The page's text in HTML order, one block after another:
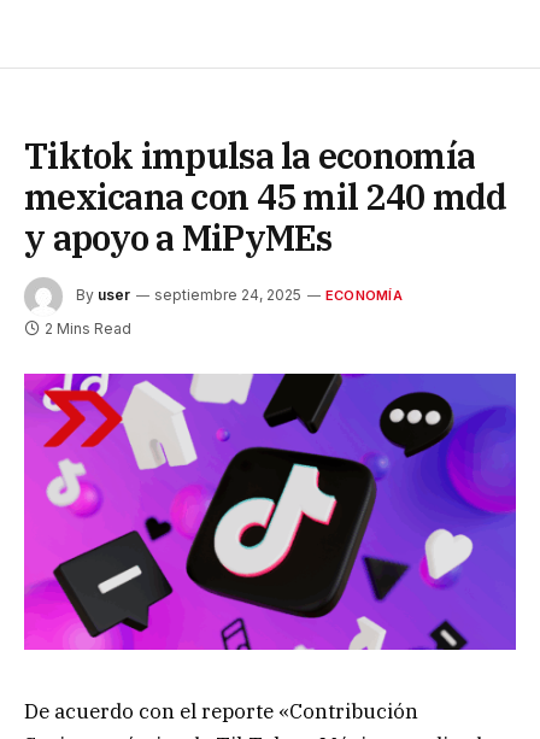
Tiktok impulsa la economía
mexicana con 45 mil 240 mdd
y apoyo a MiPyMEs
By user septiembre 24, 2025 ECONOMÍA
2 Mins Read
De acuerdo con el reporte «Contribución